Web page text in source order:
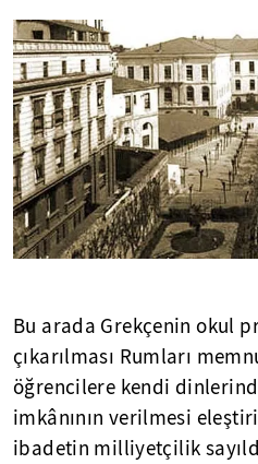
Bu arada Grekçenin okul
çıkarılması Rumları
öğrencilere kendi
imkânının verilmesi
ibadetin milliyetçilik